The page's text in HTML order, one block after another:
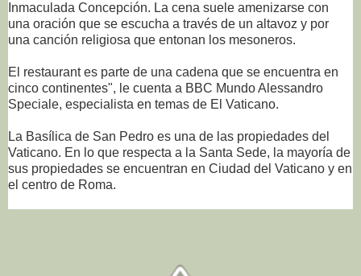
Inmaculada Concepción. La cena suele amenizarse con
una oración que se escucha a través de un altavoz y por
una canción religiosa que entonan los mesoneros.
El restaurant es parte de una cadena que se encuentra en
cinco continentes", le cuenta a BBC Mundo Alessandro
Speciale, especialista en temas de El Vaticano.
La Basílica de San Pedro es una de las propiedades del
Vaticano. En lo que respecta a la Santa Sede, la mayoría de
sus propiedades se encuentran en Ciudad del Vaticano y en
el centro de Roma.